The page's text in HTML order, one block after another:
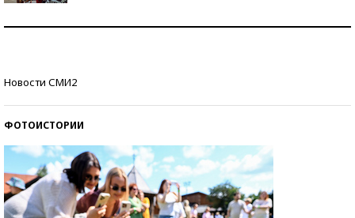
Новости СМИ2
ФОТОИСТОРИИ